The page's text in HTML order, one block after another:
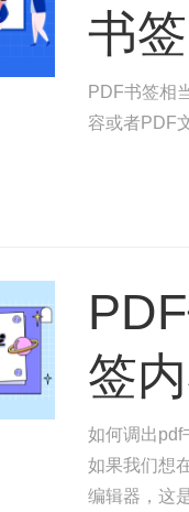
书
PDF书签相
容或者PDF
签
如何调出pdf
如果我们想
编辑器，这